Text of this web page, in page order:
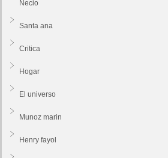
Necio
Santa ana
Critica
Hogar
El universo
Munoz marin
Henry fayol